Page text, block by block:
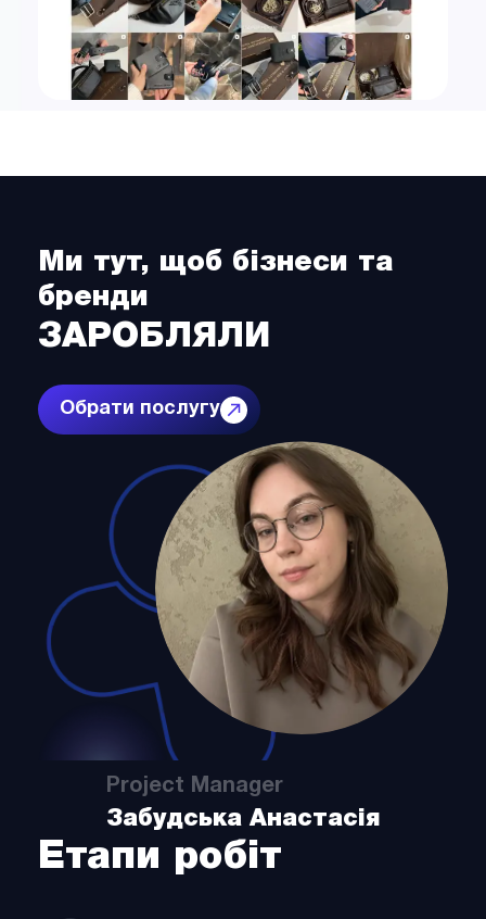
Project Manager
Забудська Анастасія
Ми тут, щоб бізнеси та
бренди
ЗАРОБЛЯЛИ
Обрати послугу
Етапи робіт